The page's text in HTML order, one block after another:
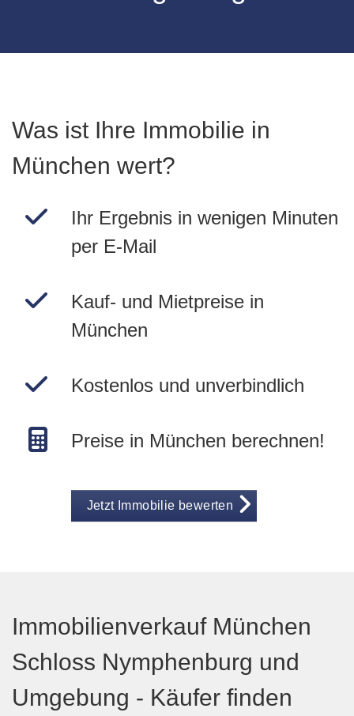
Was ist Ihre Immobilie in
München wert?
Ihr Ergebnis in wenigen Minuten
per E-Mail
Kauf- und Mietpreise in
München
Kostenlos und unverbindlich
Preise in München berechnen!
Jetzt Immobilie bewerten
Immobilienverkauf München
Schloss Nymphenburg und
Umgebung - Käufer finden